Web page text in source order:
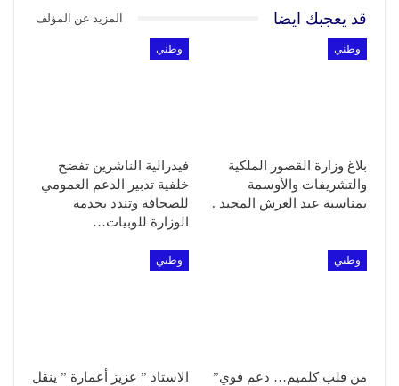
قد يعجبك ايضا المزيد عن المؤلف
وطني
بلاغ وزارة القصور الملكية
والتشريفات والأوسمة
بمناسبة عيد العرش المجيد .
وطني
فيدرالية الناشرين تفضح
خلفية تدبير الدعم العمومي
للصحافة وتندد بخدمة
الوزارة للوبيات…
وطني
من قلب كلميم… دعم قوي”
وطني
الاستاذ ” عزيز أعمارة ” ينقل